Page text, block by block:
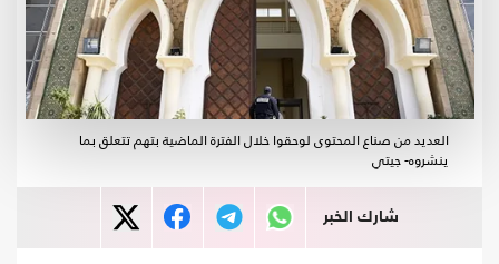
العديد من صناع المحتوى لوحقوا خلال الفترة الماضية بتهم تتعلق بما
ينشروه- جيتي
شارك الخبر